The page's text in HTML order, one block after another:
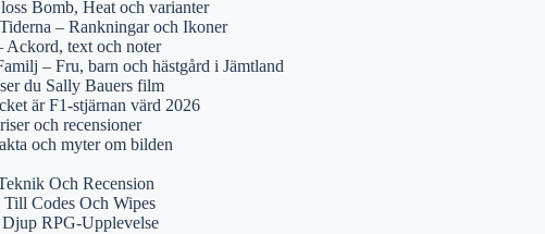
Bomb, Heat och varianter
– Rankningar och Ikoner
Ackord, text och noter
– Fru, barn och hästgård i Jämtland
du Sally Bauers film
är F1-stjärnan värd 2026
och recensioner
och myter om bilden
Och Recension
Codes Och Wipes
RPG-Upplevelse